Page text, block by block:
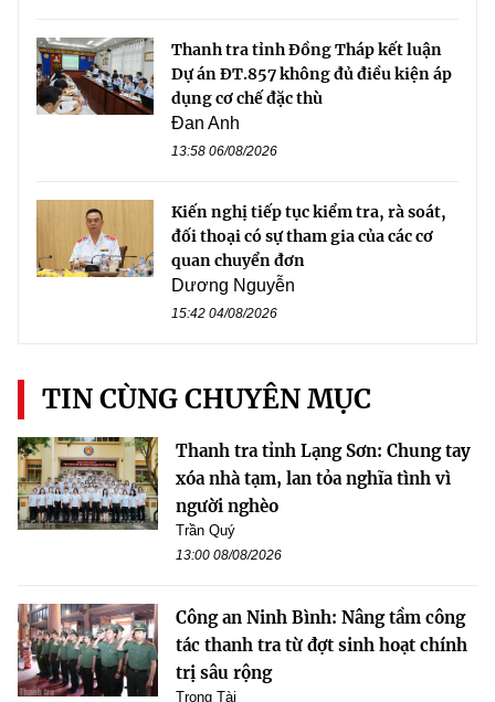
Thanh tra tỉnh Đồng Tháp kết luận
Dự án ĐT.857 không đủ điều kiện áp
dụng cơ chế đặc thù
Đan Anh
13:58 06/08/2026
Kiến nghị tiếp tục kiểm tra, rà soát,
đối thoại có sự tham gia của các cơ
quan chuyển đơn
Dương Nguyễn
15:42 04/08/2026
TIN CÙNG CHUYÊN MỤC
Thanh tra tỉnh Lạng Sơn: Chung tay
xóa nhà tạm, lan tỏa nghĩa tình vì
người nghèo
Trần Quý
13:00 08/08/2026
Công an Ninh Bình: Nâng tầm công
tác thanh tra từ đợt sinh hoạt chính
trị sâu rộng
Trọng Tài